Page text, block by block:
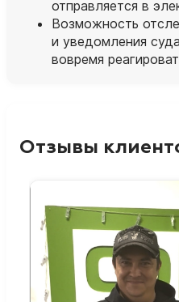
отправляется в
Возможность
и уведомления
вовремя
Отзывы